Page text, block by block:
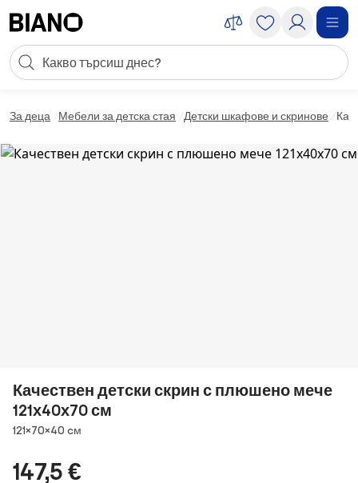
Търсене
За деца Мебели за детска стая Детски шкафове и скринове
Качествен детски скрин с плюшено мече
121х40х70 см
Размери
121×70×40 cм
147,5 €